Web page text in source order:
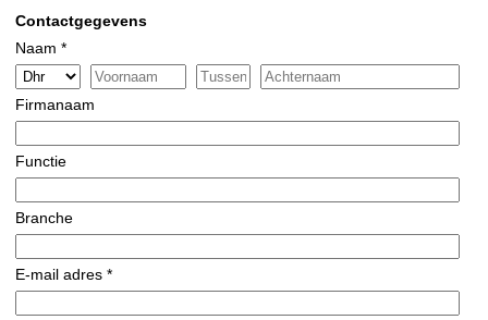
Contactgegevens
Naam *
Firmanaam
Functie
Branche
E-mail adres *